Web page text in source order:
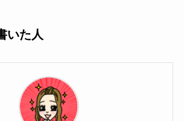
いた人